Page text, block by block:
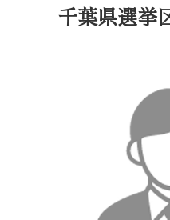
千葉県選挙